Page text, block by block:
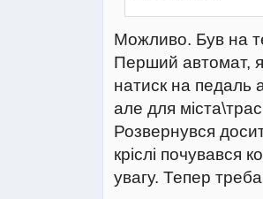
Можливо. Був на
Перший автомат,
натиск на педаль
але для
Розвернувся
кріслі
увагу. Тепер